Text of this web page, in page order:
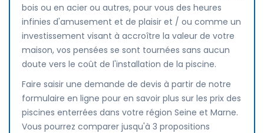
bois ou en acier ou autres, pour vous des heures
infinies d'amusement et de plaisir et / ou comme un
investissement visant à accroître la valeur de votre
maison, vos pensées se sont tournées sans aucun
doute vers le coût de l'installation de la piscine.
Faire saisir une demande de devis à partir de notre
formulaire en ligne pour en savoir plus sur les prix des
piscines enterrées dans votre région Seine et Marne.
Vous pourrez comparer jusqu'à 3 propositions